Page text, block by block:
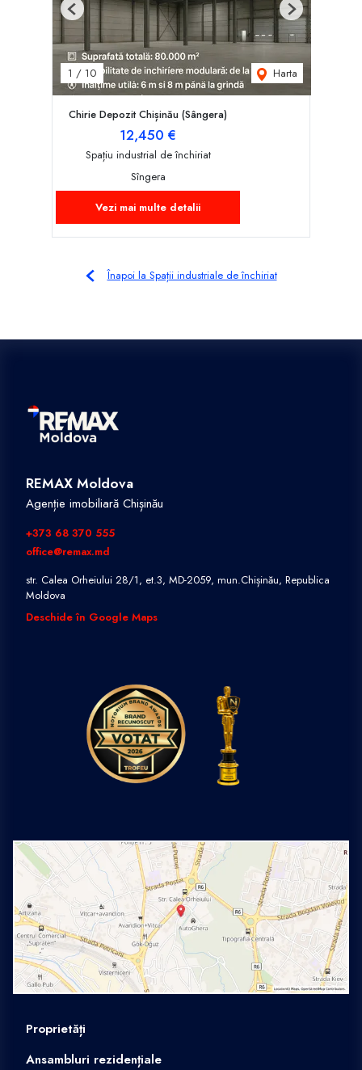
1 / 10 Harta
Previous Next
Chirie Depozit Chișinău (Sângera)
12,450 €
Spațiu industrial de închiriat
Sîngera
Vezi mai multe detalii
Înapoi la Spații industriale de închiriat
REMAX Moldova
Agenție imobiliară Chișinău
+373 68 370 555
office@remax.md
str. Calea Orheiului 28/1, et.3, MD-2059, mun.Chișinău, Republica
Moldova
Deschide în Google Maps
Proprietăți
Ansambluri rezidențiale